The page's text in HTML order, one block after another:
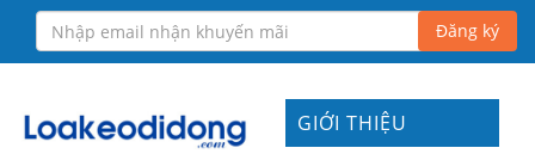
Đăng ký
GIỚI THIỆU